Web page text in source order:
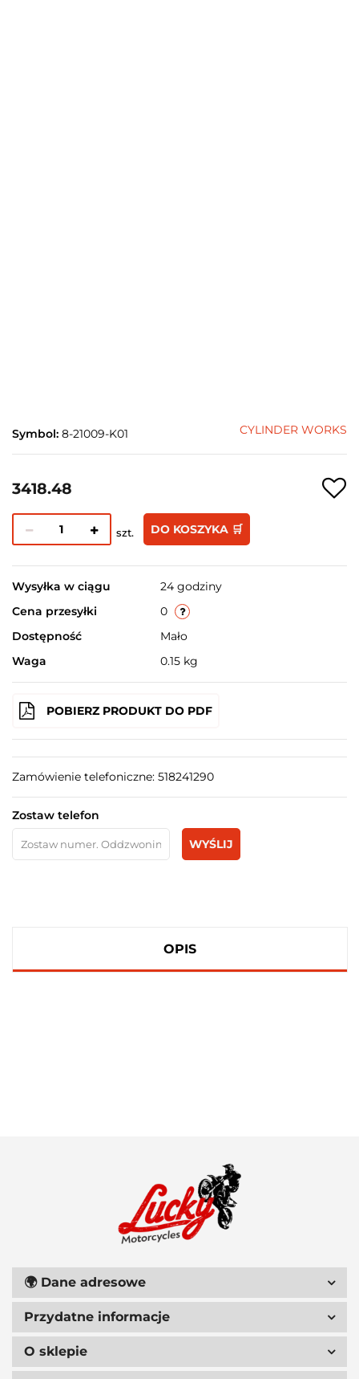
Symbol: 8-21009-K01 CYLINDER WORKS
3418.48
szt. DO KOSZYKA 🛒
Wysyłka w ciągu
24 godziny
Cena przesyłki
0
Dostępność
Mało
Waga
0.15 kg
POBIERZ PRODUKT DO PDF
Zamówienie telefoniczne: 518241290
Zostaw telefon
WYŚLIJ
OPIS
🌍 Dane adresowe
Przydatne informacje
O sklepie